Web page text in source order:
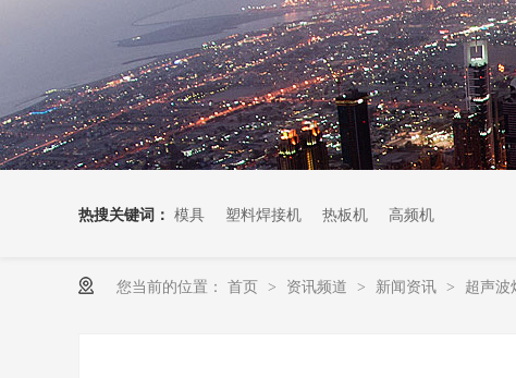
热搜关键词： 模具 塑料焊接机 热板机 高频机
您当前的位置： 首页 > 资讯频道 > 新闻资讯 > 超声波